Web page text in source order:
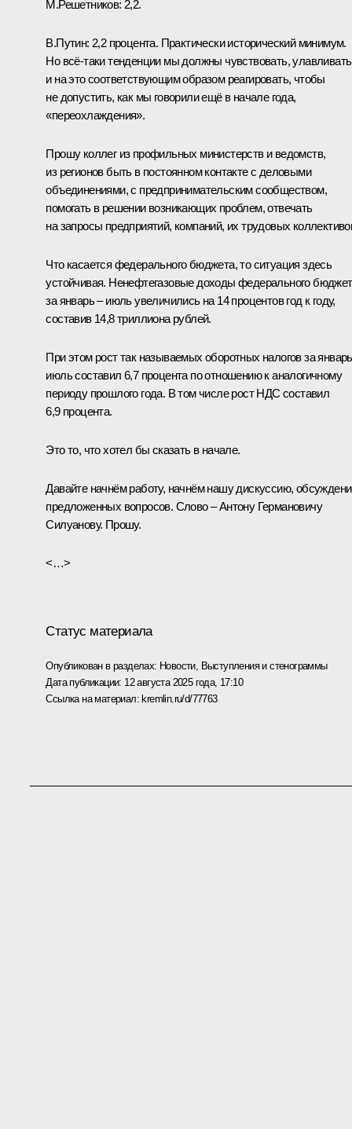
М.Решетников: 2,2.
В.Путин: 2,2 процента. Практически исторический минимум.
Но всё-таки тенденции мы должны чувствовать, улавливать
и на это соответствующим образом реагировать, чтобы
не допустить, как мы говорили ещё в начале года,
«переохлаждения».
Прошу коллег из профильных министерств и ведомств,
из регионов быть в постоянном контакте с деловыми
объединениями, с предпринимательским сообществом,
помогать в решении возникающих проблем, отвечать
на запросы предприятий, компаний, их трудовых
Что касается федерального бюджета, то ситуация здесь
устойчивая. Ненефтегазовые доходы федерального
за январь – июль увеличились на 14 процентов год к году,
составив 14,8 триллиона рублей.
При этом рост так называемых оборотных налогов за
июль составил 6,7 процента по отношению к аналогичному
периоду прошлого года. В том числе рост НДС составил
6,9 процента.
Это то, что хотел бы сказать в начале.
Давайте начнём работу, начнём нашу дискуссию,
предложенных вопросов. Слово – Антону Германовичу
Силуанову. Прошу.
<…>
Статус материала
Опубликован в разделах: Новости, Выступления и стенограммы
Дата публикации: 12 августа 2025 года, 17:10
Ссылка на материал: kremlin.ru/d/77763